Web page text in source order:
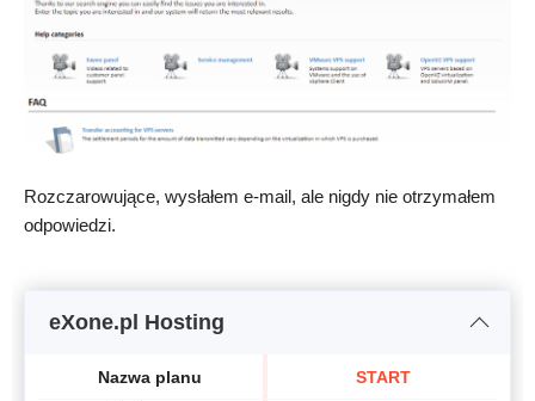
Rozczarowujące, wysłałem e-mail, ale nigdy nie otrzymałem
odpowiedzi.
eXone.pl Hosting
Nazwa planu
START